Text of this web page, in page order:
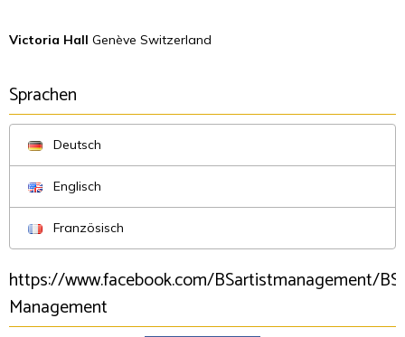
Victoria Hall Genève Switzerland
Sprachen
Deutsch
Englisch
Französisch
https://www.facebook.com/BSartistmanagement/
Management